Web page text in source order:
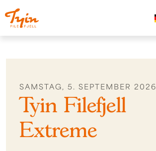
SAMSTAG, 5. SEPTEMBER 2026
Tyin Filefjell
Extreme